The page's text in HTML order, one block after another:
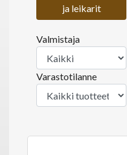
ja leikarit
Valmistaja
Varastotilanne